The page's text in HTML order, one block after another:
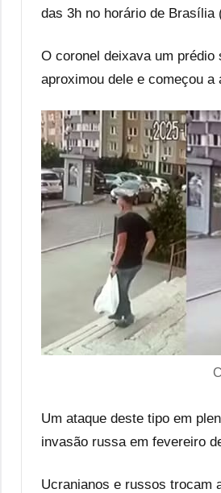
das 3h no horário de Brasília
O coronel deixava um
aproximou dele e começou
Um ataque deste tipo em
invasão russa em fevereiro
Ucranianos e russos trocam